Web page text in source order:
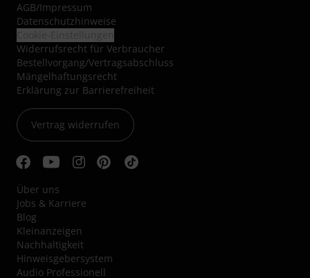
AGB/Impressum
Datenschutzhinweise
Widerrufsrecht für Verbraucher
Bestellvorgang/Vertragsabschluss
Mängelhaftungsrecht
Erklärung zur Barrierefreiheit
Vertrag widerrufen
Über uns
Jobs & Karriere
Blog
Kleinanzeigen
Nachhaltigkeit
Hinweisgebersystem
Audio Professionell